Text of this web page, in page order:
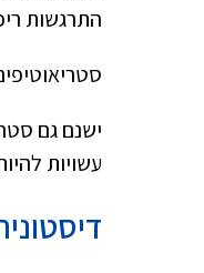
התרגשות
ישנם גם
עשויות